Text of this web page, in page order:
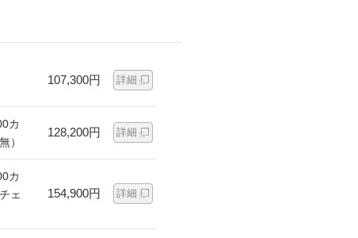
107,300円 詳細
カ
）
128,200円 詳細
カ
ェ
154,900円 詳細